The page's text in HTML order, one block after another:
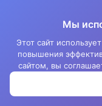
LM 5.0
L560/LY
L560/LY
Мы
Этот сайт
повышения
сайтом, вы